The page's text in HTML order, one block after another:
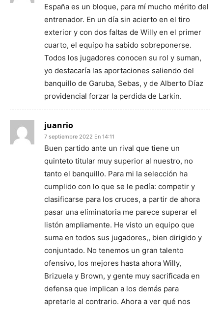
España es un bloque, para mí mucho mérito del
entrenador. En un día sin acierto en el tiro
exterior y con dos faltas de Willy en el primer
cuarto, el equipo ha sabido sobreponerse.
Todos los jugadores conocen su rol y suman,
yo destacaría las aportaciones saliendo del
banquillo de Garuba, Sebas, y de Alberto Díaz
providencial forzar la perdida de Larkin.
juanrio
7 septiembre 2022 En 14:11
Buen partido ante un rival que tiene un
quinteto titular muy superior al nuestro, no
tanto el banquillo. Para mi la selección ha
cumplido con lo que se le pedía: competir y
clasificarse para los cruces, a partir de ahora
pasar una eliminatoria me parece superar el
listón ampliamente. He visto un equipo que
suma en todos sus jugadores,, bien dirigido y
conjuntado. No tenemos un gran talento
ofensivo, los mejores hasta ahora Willy,
Brizuela y Brown, y gente muy sacrificada en
defensa que implican a los demás para
apretarle al contrario. Ahora a ver qué nos